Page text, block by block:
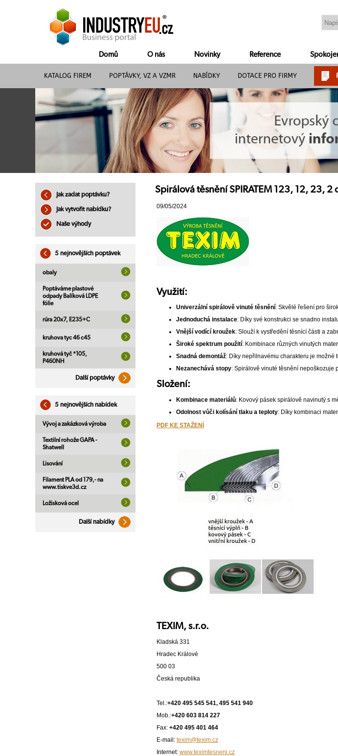
Domů O nás Novinky Reference
KATALOG FIREM POPTÁVKY, VZ A VZMR NABÍDKY DOTACE PRO FIRMY
Jak zadat poptávku?
Jak vytvořit nabídku?
Naše výhody
5 nejnovějších poptávek
obaly
Poptáváme plastové
odpady Balíková LDPE
fólie
rúra 20x7, E235+C
kruhova tyc 46 c45
kruhová tyč *105,
P460NH
Další poptávky
5 nejnovějších nabídek
Vývoj a zakázková výroba
Textilní rohože GAPA -
Shatwell
Lisování
Filament PLA od 179,- na
www.tiskve3d.cz
Ložisková ocel
Další nabídky
Spirálová těsnění SPIRATEM 123, 12, 23, 2
09/05/2024
Využití:
Univerzální spirálově vinuté těsnění: Skvělé řešení pro
Jednoduchá instalace: Díky své konstrukci se snadno
Vnější vodící kroužek: Slouží k vystředění těsnící části a
Široké spektrum použití: Kombinace různých vinutých
Snadná demontáž: Díky nepřilnavému charakteru je
Nezanechává stopy: Spirálově vinuté těsnění nepoškozuje
Složení:
Kombinace materiálů: Kovový pásek spirálově navinutý s
Odolnost vůči kolísání tlaku a teploty: Díky kombinaci
PDF KE STAŽENÍ
TEXIM, s.r.o.
Kladská 331
Hradec Králové
500 03
Česká republika
Tel.:+420 495 545 541, 495 541 940
Mob.:+420 603 814 227
Fax: +420 495 401 464
E-mail: texim@texim.cz
Internet: www.teximtesneni.cz